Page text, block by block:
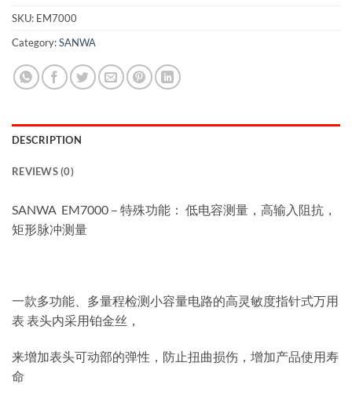
SKU: EM7000
Category:SANWA
DESCRIPTION
REVIEWS (0)
SANWA EM7000 – 特殊功能： 低电容测量，高输入阻抗，
矩形脉冲测量
一款多功能、多量程检测小容量电路的高灵敏度指针式万用
表 表头内采用铂金丝，
来增加表头可动部的弹性，防止扭曲损伤，增加产品使用寿
命